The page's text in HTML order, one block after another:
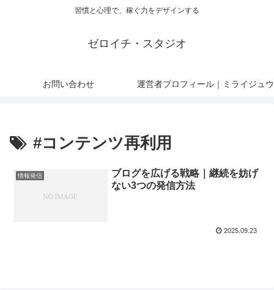
習慣と心理で、稼ぐ力をデザインする
ゼロイチ・スタジオ
お問い合わせ 運営者プロフィール｜ミライジュウ
#コンテンツ再利用
情報発信
ブログを広げる戦略｜継続を妨げ
ない3つの発信方法
2025.09.23